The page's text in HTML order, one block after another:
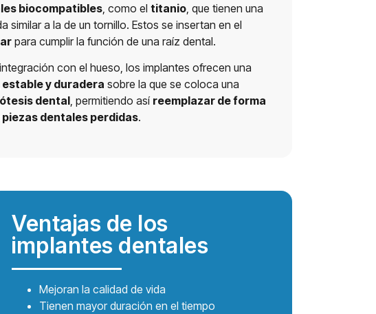
biocompatibles , como el titanio , que tienen una
similar a la de un tornillo. Estos se insertan en el
para cumplir la función de una raíz dental.
con el hueso, los implantes ofrecen una
estable y duradera sobre la que se coloca una
dental, permitiendo así reemplazar de forma
dentales perdidas.
Ventajas de los
implantes dentales
Mejoran la calidad de vida
Tienen mayor duración en el tiempo